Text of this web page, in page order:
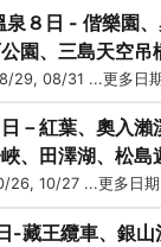
泉８日 - 偕樂園
園、三島天空吊
29, 08/31 ...更多日
－紅葉、奧入瀨
、田澤湖、松島
26, 10/27 ...更多日期
-藏王纜車、銀